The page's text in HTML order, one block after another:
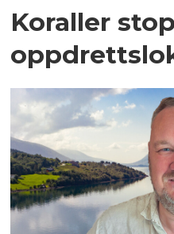
Koraller